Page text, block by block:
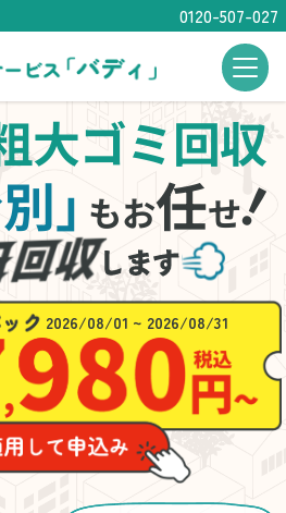
0120-507-027
大ゴミ回収
」もお任せ
2026/08/01 ~ 2026/08/31